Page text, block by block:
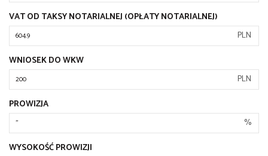
VAT OD TAKSY NOTARIALNEJ (OPŁATY NOTARIALNEJ)
PLN
WNIOSEK DO WKW
PLN
PROWIZJA
%
WYSOKOŚĆ PROWIZJI